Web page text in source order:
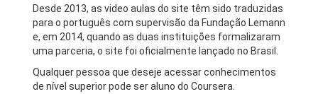
Desde 2013, as video aulas do site têm sido traduzidas
para o português com supervisão da Fundação Lemann
e, em 2014, quando as duas instituições formalizaram
uma parceria, o site foi oficialmente lançado no Brasil.
Qualquer pessoa que deseje acessar conhecimentos
de nível superior pode ser aluno do Coursera.